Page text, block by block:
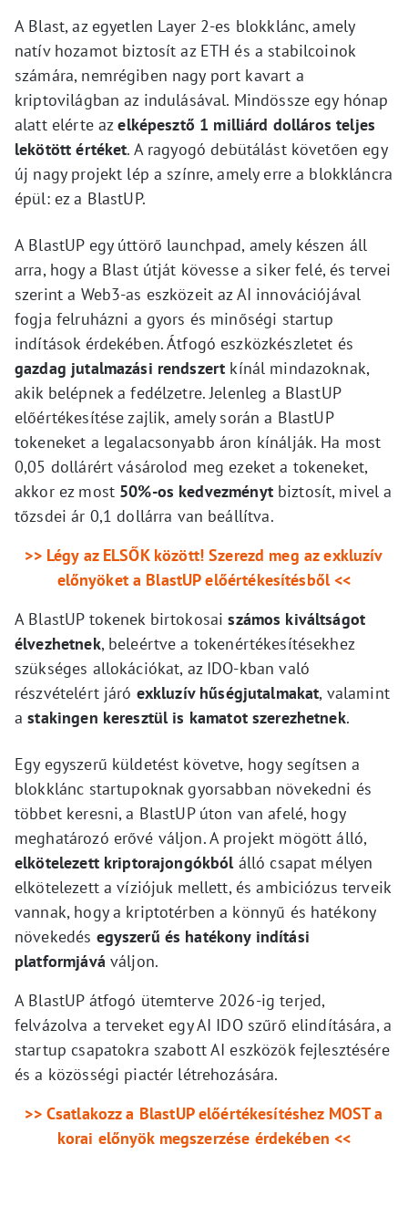
A Blast, az egyetlen Layer 2-es blokklánc, amely
natív hozamot biztosít az ETH és a stabilcoinok
számára, nemrégiben nagy port kavart a
kriptovilágban az indulásával. Mindössze egy hónap
alatt elérte azelképesztő 1 milliárd dolláros teljes
lekötött értéket. A ragyogó debütálást követően egy
új nagy projekt lép a színre, amely erre a blokkláncra
épül: ez a BlastUP.
A BlastUP egy úttörő launchpad, amely készen áll
arra, hogy a Blast útját kövesse a siker felé, és tervei
szerint a Web3-as eszközeit az AI innovációjával
fogja felruházni a gyors és minőségi startup
indítások érdekében. Átfogó eszközkészletet és
gazdag jutalmazási rendszert kínál mindazoknak,
akik belépnek a fedélzetre. Jelenleg a BlastUP
előértékesítése zajlik, amely során a BlastUP
tokeneket a legalacsonyabb áron kínálják. Ha most
0,05 dollárért vásárolod meg ezeket a tokeneket,
akkor ez most 50%-os kedvezménytbiztosít, mivel a
tőzsdei ár 0,1 dollárra van beállítva.
>> Légy az ELSŐK között! Szerezd meg az exkluzív
előnyöket a BlastUP előértékesítésből <<
A BlastUP tokenek birtokosaiszámos kiváltságot
élvezhetnek, beleértve a tokenértékesítésekhez
szükséges allokációkat, az IDO-kban való
részvételért járó exkluzív hűségjutalmakat, valamint
astakingen keresztül is kamatot szerezhetnek.
Egy egyszerű küldetést követve, hogy segítsen a
blokklánc startupoknak gyorsabban növekedni és
többet keresni, a BlastUP úton van afelé, hogy
meghatározó erővé váljon. A projekt mögött álló,
elkötelezett kriptorajongókbólálló csapat mélyen
elkötelezett a víziójuk mellett, és ambiciózus terveik
vannak, hogy a kriptotérben a könnyű és hatékony
növekedés egyszerű és hatékony indítási
platformjává váljon.
A BlastUP átfogó ütemterve 2026-ig terjed,
felvázolva a terveket egy AI IDO szűrő elindítására, a
startup csapatokra szabott AI eszközök fejlesztésére
és a közösségi piactér létrehozására.
>> Csatlakozz a BlastUP előértékesítéshez MOST a
korai előnyök megszerzése érdekében <<